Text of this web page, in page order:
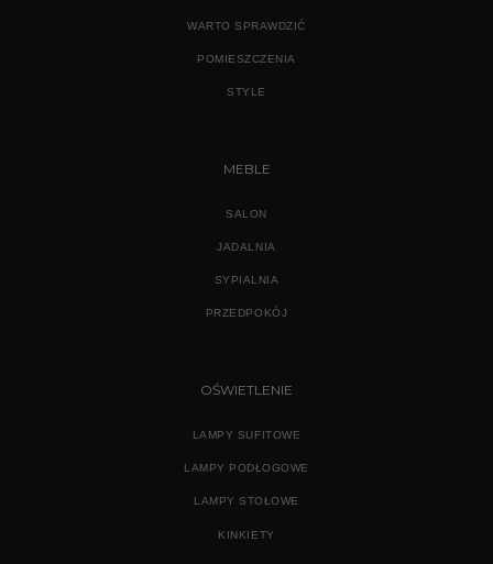
WARTO SPRAWDZIĆ
POMIESZCZENIA
STYLE
MEBLE
SALON
JADALNIA
SYPIALNIA
PRZEDPOKÓJ
OŚWIETLENIE
LAMPY SUFITOWE
LAMPY PODŁOGOWE
LAMPY STOŁOWE
KINKIETY